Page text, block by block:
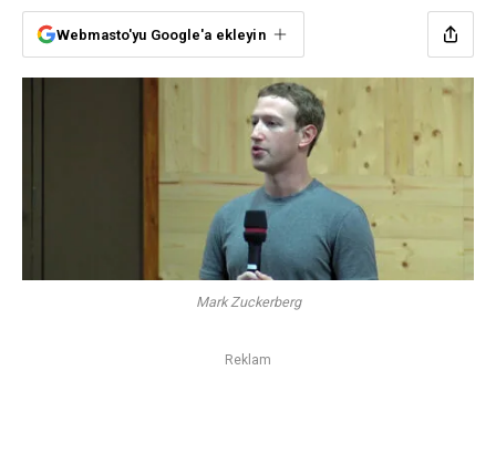
Webmasto'yu Google'a ekleyin
Mark Zuckerberg
Reklam